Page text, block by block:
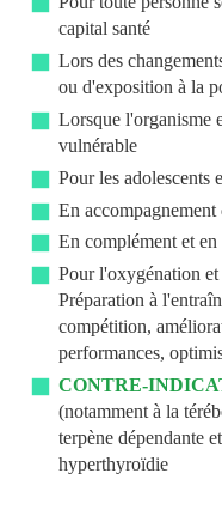
capital santé
Lors des
ou d'exposition à la
Lorsque l'organisme
vulnérable
Pour les adolescents
En
En complément et
Pour l'oxygénation
Préparation à
compétition,
performances,
CONTRE-
(notamment à la
terpène dépendante
hyperthyroïdie